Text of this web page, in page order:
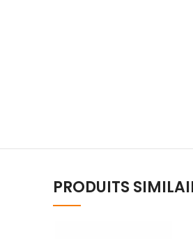
PRODUITS